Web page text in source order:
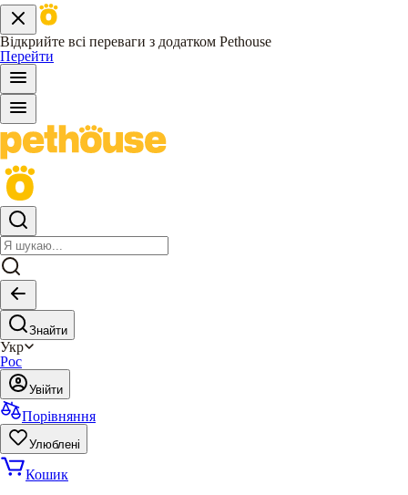
Відкрийте всі переваги з додатком Pethouse
Перейти
Знайти
Укр
Рос
Увійти
Порівняння
Улюблені
Кошик